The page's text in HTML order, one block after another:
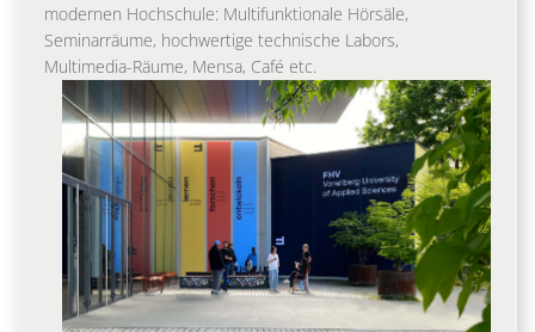
modernen Hochschule: Multifunktionale Hörsäle,
Seminarräume, hochwertige technische Labors,
Multimedia-Räume, Mensa, Café etc.